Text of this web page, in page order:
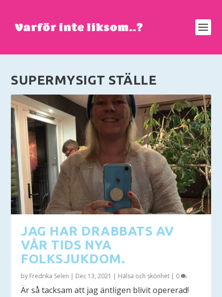
SUPERMYSIGT STÄLLE
JAG HAR DRABBATS AV
VÅR TIDS NYA
FOLKSJUKDOM.
by Fredrika Selen | Dec 13, 2021 | Hälsa och skönhet | 0
Är så tacksam att jag äntligen blivit opererad!